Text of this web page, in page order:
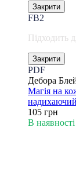
Закрити
FB2
Підходить
Закрити
PDF
Дебора
Магія на
надихаючий
105 грн
В наявності